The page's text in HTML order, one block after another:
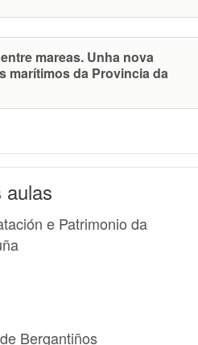
mareas. Unha nova
marítimos da Provincia da
aulas
e Patrimonio da
Bergantiños